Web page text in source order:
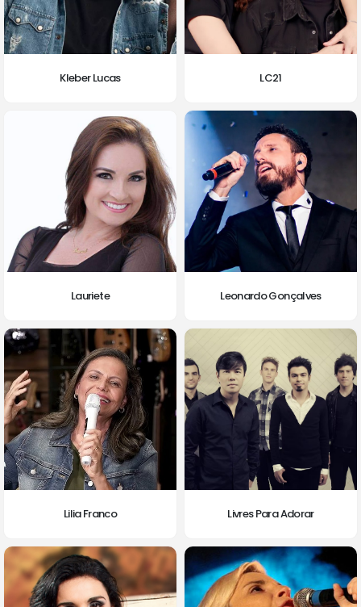
Kleber Lucas LC21
Lauriete Leonardo Gonçalves
Lilia Franco Livres Para Adorar